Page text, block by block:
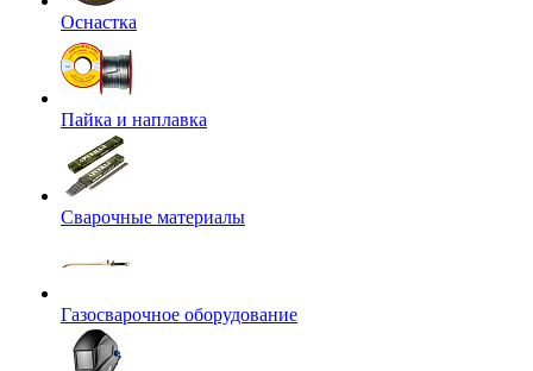
Оснастка
Пайка и наплавка
Сварочные материалы
Газосварочное оборудование